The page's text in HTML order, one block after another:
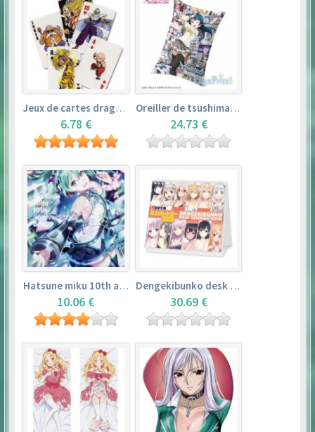
Jeux de cartes dragon ball
6.78 €
Oreiller de tsushima yoshiko (35cm×53cm) – love live! sunshine!!
24.73 €
Hatsune miku 10th anniversary book
10.06 €
Dengekibunko desk calendar 2018
30.69 €